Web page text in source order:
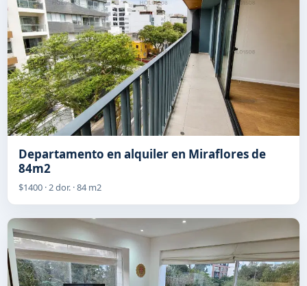
Departamento en alquiler en Miraflores de
84m2
$1400 · 2 dor. · 84 m2